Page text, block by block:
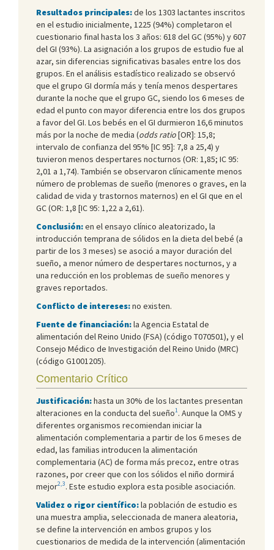
Resultados principales:de los 1303 lactantes inscritos
en el estudio inicialmente, 1225 (94%) completaron el
cuestionario final hasta los 3 años: 618 del GC (95%) y 607
del GI (93%). La asignación a los grupos de estudio fue al
azar, sin diferencias significativas basales entre los dos
grupos. En el análisis estadístico realizado se observó
que el grupo GI dormía más y tenía menos despertares
durante la noche que el grupo GC, siendo los 6 meses de
edad el punto con mayor diferencia entre los dos grupos
a favor del GI. Los bebés en el GI durmieron 16,6 minutos
más por la noche de media (odds ratio[OR]: 15,8;
intervalo de confianza del 95% [IC 95]: 7,8 a 25,4) y
tuvieron menos despertares nocturnos (OR: 1,85; IC 95:
2,01 a 1,74). También se observaron clínicamente menos
número de problemas de sueño (menores o graves, en la
calidad de vida y trastornos maternos) en el GI que en el
GC (OR: 1,8 [IC 95: 1,22 a 2,61).
Conclusión:en el ensayo clínico aleatorizado, la
introducción temprana de sólidos en la dieta del bebé (a
partir de los 3 meses) se asoció a mayor duración del
sueño, a menor número de despertares nocturnos, y a
una reducción en los problemas de sueño menores y
graves reportados.
Conflicto de intereses:no existen.
Fuente de financiación:la Agencia Estatal de
alimentación del Reino Unido (FSA) (código T070501), y el
Consejo Médico de Investigación del Reino Unido (MRC)
(código G1001205).
Comentario Crítico
Justificación:hasta un 30% de los lactantes presentan
alteraciones en la conducta del sueño1. Aunque la OMS y
diferentes organismos recomiendan iniciar la
alimentación complementaria a partir de los 6 meses de
edad, las familias introducen la alimentación
complementaria (AC) de forma más precoz, entre otras
razones, por creer que con los sólidos el niño dormirá
mejor2,3. Este estudio explora esta posible asociación.
Validez o rigor científico:la población de estudio es
una muestra amplia, seleccionada de manera aleatoria,
se define la intervención en ambos grupos y los
cuestionarios de medida de la intervención (alimentación